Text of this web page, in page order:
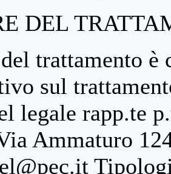
DEL
trattamento è
sul
legale rapp.te
Ammaturo